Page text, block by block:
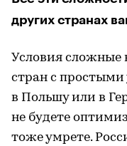
других странах
Условия сложные
стран с простыми
в Польшу или в
не будете
тоже умрете.